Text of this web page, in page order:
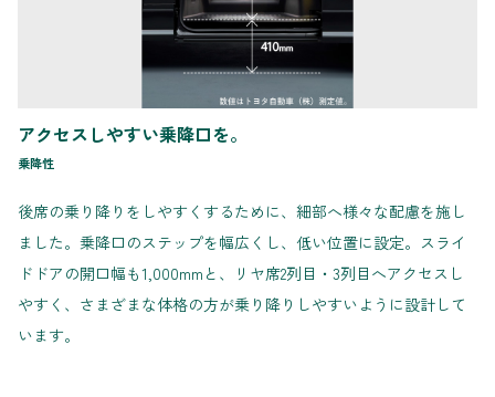
アクセスしやすい乗降口を。
乗降性
後席の乗り降りをしやすくするために、細部へ様々な配慮を施し
ました。乗降口のステップを幅広くし、低い位置に設定。スライ
ドドアの開口幅も1,000mmと、リヤ席2列目・3列目へアクセスし
やすく、さまざまな体格の方が乗り降りしやすいように設計して
います。